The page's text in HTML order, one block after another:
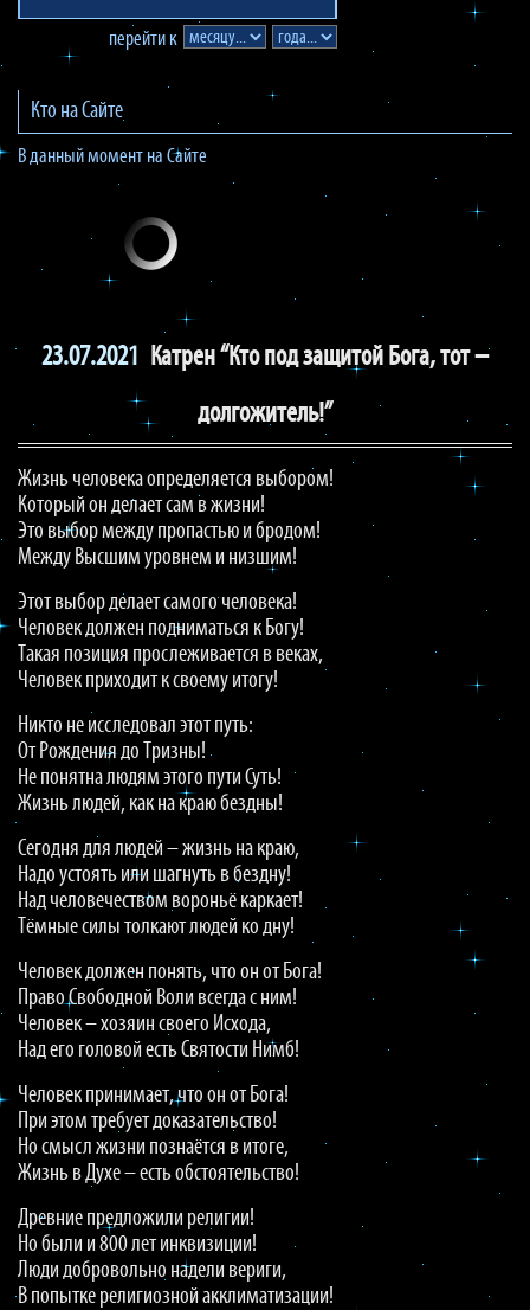
перейти к
Кто на Сайте
В данный момент на Сайте
23.07.2021 Катрен “Кто под защитой Бога, тот –
долгожитель!”
Жизнь человека определяется выбором!
Который он делает сам в жизни!
Это выбор между пропастью и бродом!
Между Высшим уровнем и низшим!
Этот выбор делает самого человека!
Человек должен подниматься к Богу!
Такая позиция прослеживается в веках,
Человек приходит к своему итогу!
Никто не исследовал этот путь:
От Рождения до Тризны!
Не понятна людям этого пути Суть!
Жизнь людей, как на краю бездны!
Сегодня для людей – жизнь на краю,
Надо устоять или шагнуть в бездну!
Над человечеством вороньё каркает!
Тёмные силы толкают людей ко дну!
Человек должен понять, что он от Бога!
Право Свободной Воли всегда с ним!
Человек – хозяин своего Исхода,
Над его головой есть Святости Нимб!
Человек принимает, что он от Бога!
При этом требует доказательство!
Но смысл жизни познаётся в итоге,
Жизнь в Духе – есть обстоятельство!
Древние предложили религии!
Но были и 800 лет инквизиции!
Люди добровольно надели вериги,
В попытке религиозной акклиматизации!